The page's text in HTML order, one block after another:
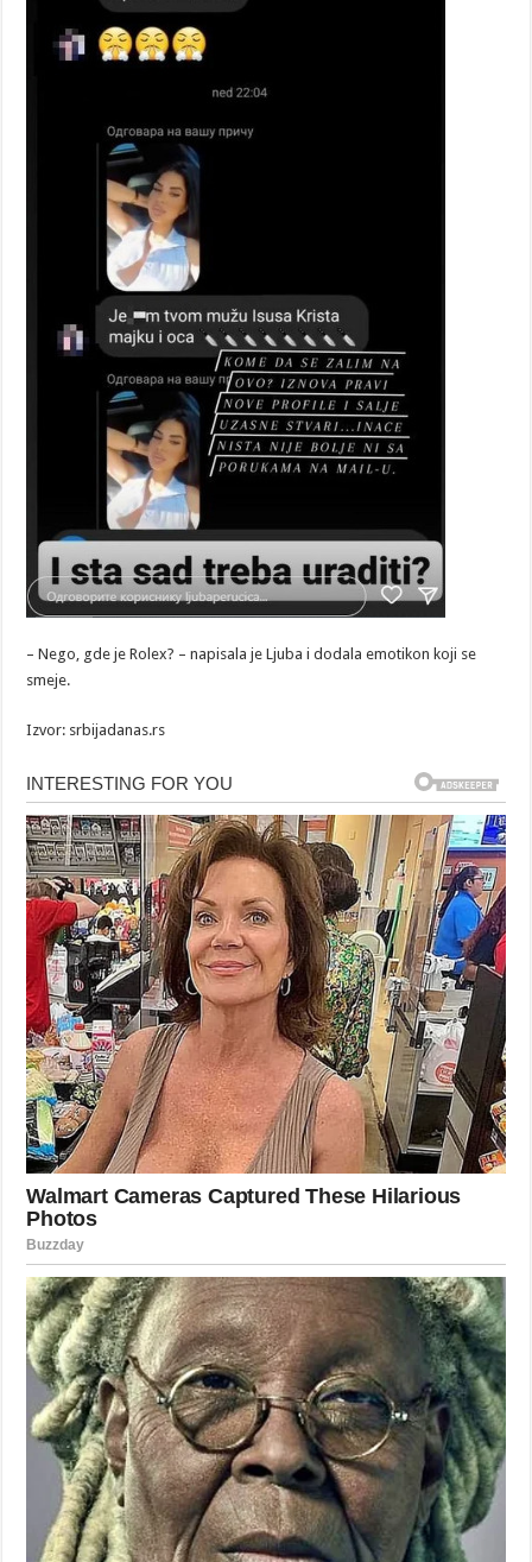
– Nego, gde je Rolex? – napisala je Ljuba i dodala emotikon koji se
smeje.
Izvor: srbijadanas.rs